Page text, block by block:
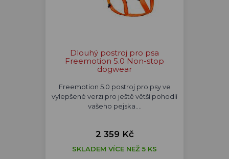
Dlouhý postroj pro psa
Freemotion 5.0 Non-stop
dogwear
Freemotion 5.0 postroj pro psy ve
vylepšené verzi pro ještě větší pohodlí
vašeho pejska.…
2 359 Kč
SKLADEM VÍCE NEŽ 5 KS